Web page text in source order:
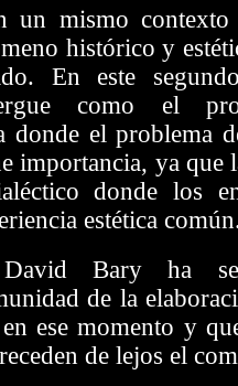
un mismo
histórico y
En este
como el
donde el problema
importancia, ya que
donde los
estética
Bary ha
de la
ese momento y
de lejos el